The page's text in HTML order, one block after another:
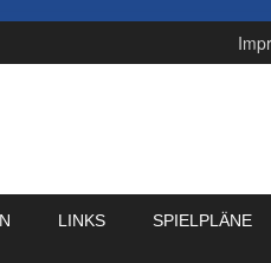
LINKS SPIELPLÄNE